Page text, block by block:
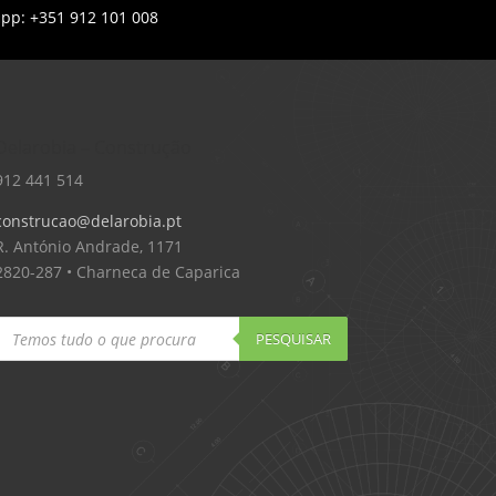
+351 912 101 008
441 514
António Andrade, 1171
287 • Charneca de Caparica
search PESQUISAR